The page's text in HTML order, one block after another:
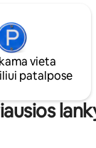
su
gamtos
vieta
patalpose